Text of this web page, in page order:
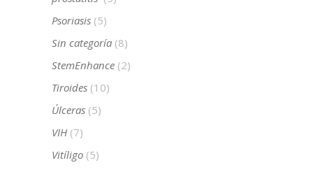
Psoriasis (5)
Sin categoría (8)
StemEnhance (2)
Tiroides (10)
Úlceras (5)
VIH (7)
Vitíligo (5)